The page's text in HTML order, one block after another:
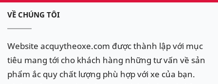
VỀ CHÚNG TÔI
Website acquytheoxe.com được thành lập với mục
tiêu mang tới cho khách hàng những tư vấn về sản
phẩm ắc quy chất lượng phù hợp với xe của bạn.